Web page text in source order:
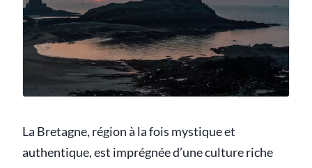
La Bretagne, région à la fois mystique et
authentique, est imprégnée d’une culture riche